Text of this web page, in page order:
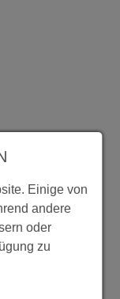
und
Einige von
andere
oder
zu